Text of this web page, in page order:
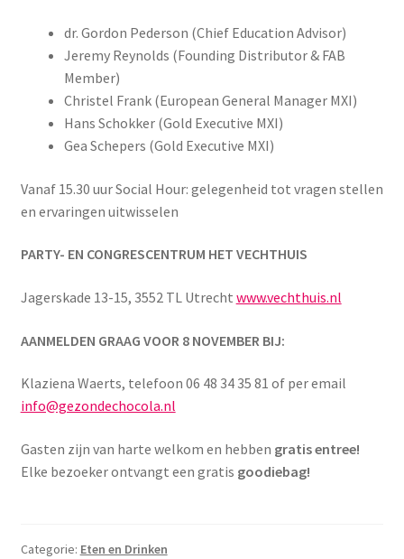
dr. Gordon Pederson (Chief Education Advisor)
Jeremy Reynolds (Founding Distributor & FAB
Member)
Christel Frank (European General Manager MXI)
Hans Schokker (Gold Executive MXI)
Gea Schepers (Gold Executive MXI)
Vanaf 15.30 uur Social Hour: gelegenheid tot vragen stellen
en ervaringen uitwisselen
PARTY- EN CONGRESCENTRUM HET VECHTHUIS
Jagerskade 13-15, 3552 TL Utrecht www.vechthuis.nl
AANMELDEN GRAAG VOOR 8 NOVEMBER BIJ:
Klaziena Waerts, telefoon 06 48 34 35 81 of per email
info@gezondechocola.nl
Gasten zijn van harte welkom en hebben gratis entree!
Elke bezoeker ontvangt een gratis goodiebag!
Categorie: Eten en Drinken